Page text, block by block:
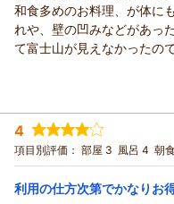
和食多めのお料理、が体に
れや、壁の凹みなどがあっ
て富士山が見えなかったの
投稿者： まいさん(女性/20代)
宿泊プラン： 【早期割30】お一
食会席☆レストランでお食事◆1
宿泊価格帯： 17,001～18,000円
4
項目別評価： 部屋 3 風呂 4 朝
利用の仕方次第でかなりお